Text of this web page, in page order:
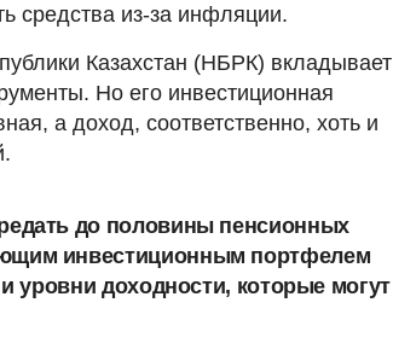
средства из-за инфляции.
Казахстан (НБРК) вкладывает
Но его инвестиционная
а доход, соответственно, хоть и
до половины пенсионных
инвестиционным портфелем
уровни доходности, которые могут